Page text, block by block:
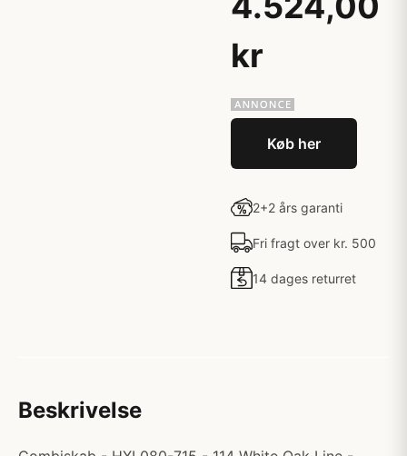
kr
Køb her
2+2 års garanti
Fri fragt over kr. 500
14 dages returret
Beskrivelse